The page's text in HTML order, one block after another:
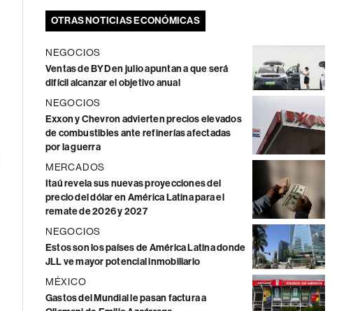
OTRAS NOTICIAS ECONÓMICAS
NEGOCIOS
Ventas de BYD en julio apuntan a que será
difícil alcanzar el objetivo anual
NEGOCIOS
Exxon y Chevron advierten precios elevados
de combustibles ante refinerías afectadas
por la guerra
MERCADOS
Itaú revela sus nuevas proyecciones del
precio del dólar en América Latina para el
remate de 2026 y 2027
NEGOCIOS
Estos son los países de América Latina donde
JLL ve mayor potencial inmobiliario
MÉXICO
Gastos del Mundial le pasan factura a